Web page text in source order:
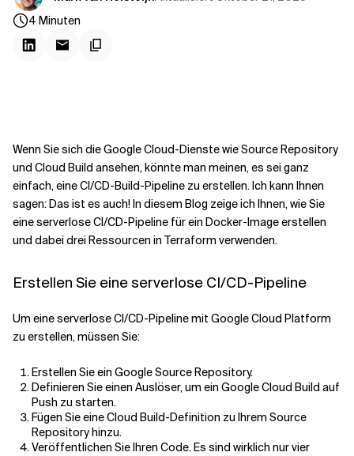
Verwandte Themen
4 Minuten
Wenn Sie sich die Google Cloud-Dienste wie Source Repository
und Cloud Build ansehen, könnte man meinen, es sei ganz
einfach, eine CI/CD-Build-Pipeline zu erstellen. Ich kann Ihnen
sagen: Das ist es auch! In diesem Blog zeige ich Ihnen, wie Sie
eine serverlose CI/CD-Pipeline für ein Docker-Image erstellen
und dabei drei Ressourcen in Terraform verwenden.
Erstellen Sie eine serverlose CI/CD-Pipeline
Um eine serverlose CI/CD-Pipeline mit Google Cloud Platform
zu erstellen, müssen Sie:
Erstellen Sie ein Google Source Repository.
Definieren Sie einen Auslöser, um ein Google Cloud Build auf
Push zu starten.
Fügen Sie eine Cloud Build-Definition zu Ihrem Source
Repository hinzu.
Veröffentlichen Sie Ihren Code. Es sind wirklich nur vier